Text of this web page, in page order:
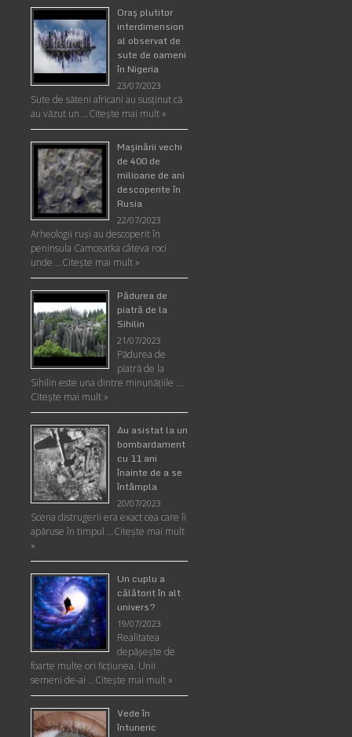
Oraş plutitor
interdimension
al observat de
sute de oameni
în Nigeria
23/07/2023
Sute de săteni africani au susținut că
au văzut un …Citește mai mult »
Maşinării vechi
de 400 de
milioane de ani
descoperite în
Rusia
22/07/2023
Arheologii ruşi au descoperit în
peninsula Camceatka câteva roci
unde …Citește mai mult »
Pădurea de
piatră de la
Sihilin
21/07/2023
Pădurea de
piatră de la
Sihilin este una dintre minunăţiile …
Citește mai mult »
Au asistat la un
bombardament
cu 11 ani
înainte de a se
întâmpla
20/07/2023
Scena distrugerii era exact cea care îi
apăruse în timpul …Citește mai mult
»
Un cuplu a
călătorit în alt
univers?
19/07/2023
Realitatea
depăşeşte de
foarte multe ori ficţiunea. Unii
semeni de-ai …Citește mai mult »
Vede în
întuneric